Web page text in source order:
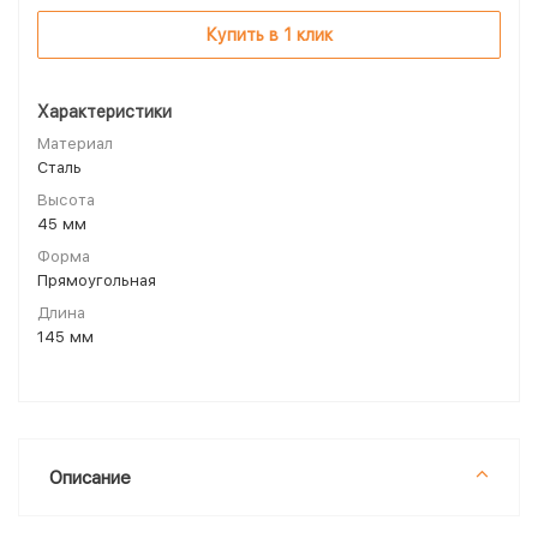
Характеристики
Материал
Сталь
Высота
45 мм
Форма
Прямоугольная
Длина
145 мм
Купить в 1 клик
Описание